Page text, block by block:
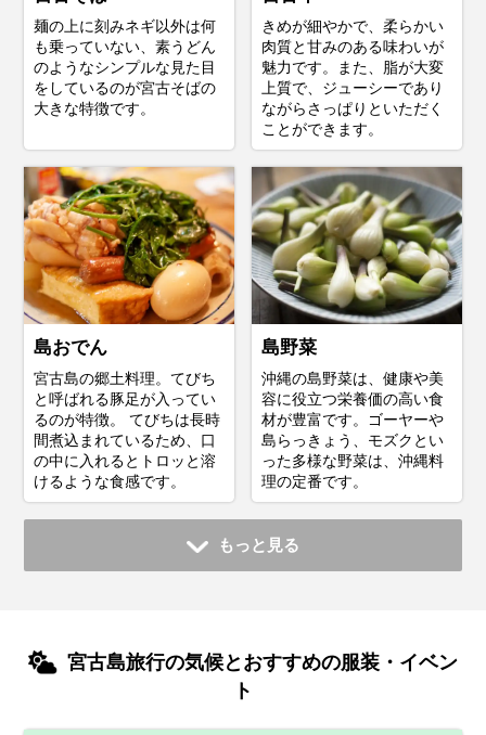
麺の上に刻みネギ以外は何
も乗っていない、素うどん
のようなシンプルな見た目
をしているのが宮古そばの
大きな特徴です。
きめが細やかで、柔らかい
肉質と甘みのある味わいが
魅力です。また、脂が大変
上質で、ジューシーであり
ながらさっぱりといただく
ことができます。
島おでん
宮古島の郷土料理。てびち
と呼ばれる豚足が入ってい
るのが特徴。 てびちは長時
間煮込まれているため、口
の中に入れるとトロッと溶
けるような食感です。
島野菜
沖縄の島野菜は、健康や美
容に役立つ栄養価の高い食
材が豊富です。ゴーヤーや
島らっきょう、モズクとい
った多様な野菜は、沖縄料
理の定番です。
もっと見る
宮古島旅行の気候とおすすめの服装・イベン
ト